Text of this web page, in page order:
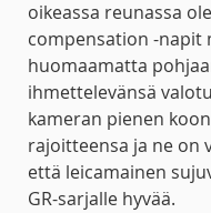
oikeassa reunassa
compensation -napit
huomaamatta
ihmettelevänsä
kameran pienen
rajoitteensa ja ne on
että leicamainen
GR-sarjalle hyvää.